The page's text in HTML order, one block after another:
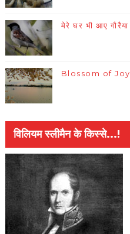
मेरे घर भी आए गौरैया
Blossom of Joy
विलियम स्लीमैन के किस्से...!